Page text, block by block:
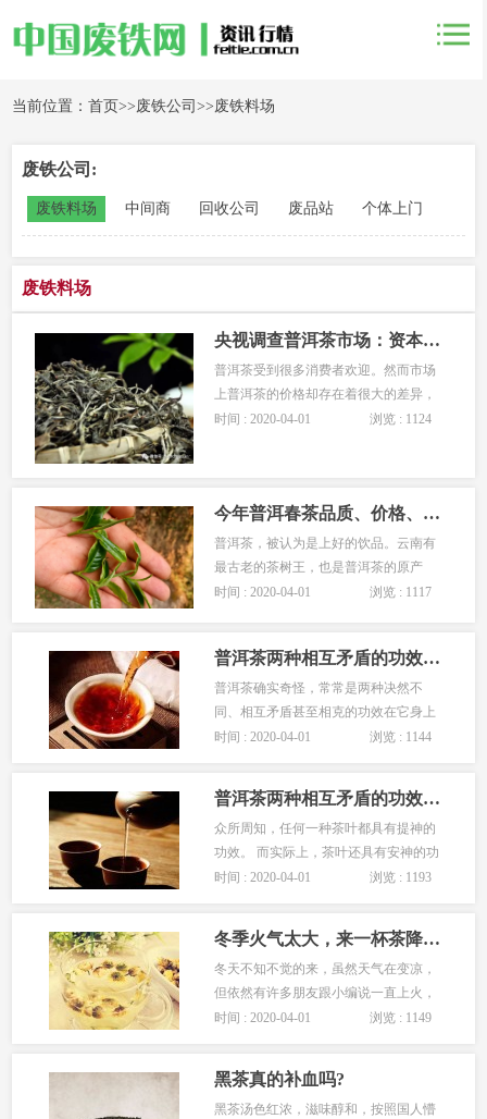
当前位置：首页>>废铁公司>>废铁料场
废铁公司:
废铁料场 中间商 回收公司 废品站 个体上门
废铁料场
央视调查普洱茶市场：资本炒作过度，古茶树陷
普洱茶受到很多消费者欢迎。然而市场
上普洱茶的价格却存在着很大的差异，
有几十元一斤的，更有上万元一斤的，
时间 : 2020-04-01 浏览 : 1124
今年普洱春茶品质、价格、销量如何？
普洱茶，被认为是上好的饮品。云南有
最古老的茶树王，也是普洱茶的原产
地。然而，由于今年全省高温干旱致春
时间 : 2020-04-01 浏览 : 1117
普洱茶两种相互矛盾的功效(二)：养胃和伤胃
普洱茶确实奇怪，常常是两种决然不
同、相互矛盾甚至相克的功效在它身上
体现，除了前一篇文中我们提到的提神
时间 : 2020-04-01 浏览 : 1144
普洱茶两种相互矛盾的功效(一)：提神和安神
众所周知，任何一种茶叶都具有提神的
功效。 而实际上，茶叶还具有安神的功
效。 为何同一种茶会出现两种相互矛盾
时间 : 2020-04-01 浏览 : 1193
冬季火气太大，来一杯茶降降火
冬天不知不觉的来，虽然天气在变凉，
但依然有许多朋友跟小编说一直上火，
不是口气太大，就是面部长痘。这其中
时间 : 2020-04-01 浏览 : 1149
黑茶真的补血吗?
黑茶汤色红浓，滋味醇和，按照国人懵